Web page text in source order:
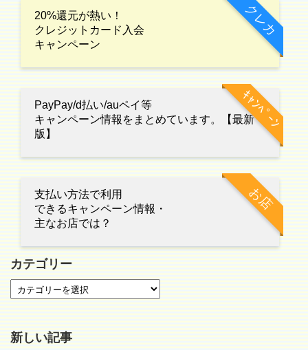
クレカ
20%還元が熱い！
クレジットカード入会
キャンペーン
ｷｬﾝﾍﾟｰﾝ
PayPay/d払い/auペイ等
キャンペーン情報をまとめています。【最新
版】
お店
支払い方法で利用
できるキャンペーン情報・
主なお店では？
カテゴリー
新しい記事